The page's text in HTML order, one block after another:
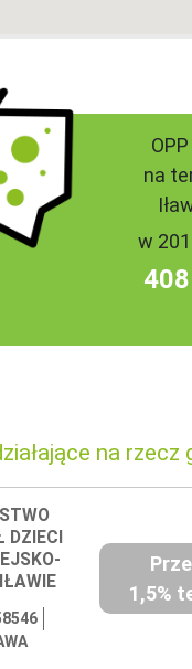
na
w
408
na rzecz
DZIECI
1,5%